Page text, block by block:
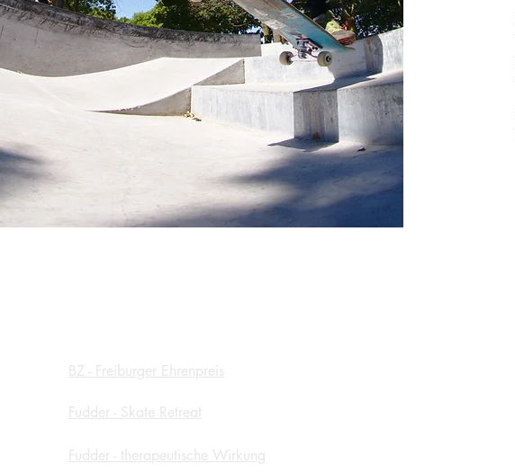
BZ - Freiburger Ehrenpreis
Fudder - Skate Retreat
Fudder - therapeutische Wirkung